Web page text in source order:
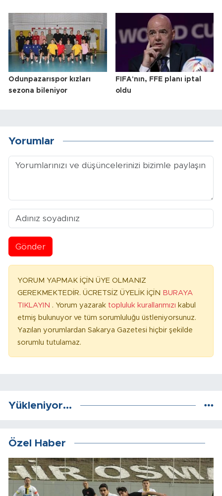
Odunpazarıspor kızları
sezona bileniyor
FIFA'nın, FFE planı iptal
oldu
Yorumlar
Gönder
YORUM YAPMAK İÇİN ÜYE OLMANIZ
GEREKMEKTEDİR. ÜCRETSİZ ÜYELİK İÇİN BURAYA
TIKLAYIN . Yorum yazarak topluluk kurallarımızı kabul
etmiş bulunuyor ve tüm sorumluluğu üstleniyorsunuz.
Yazılan yorumlardan Sakarya Gazetesi hiçbir şekilde
sorumlu tutulamaz.
Yükleniyor...
Özel Haber